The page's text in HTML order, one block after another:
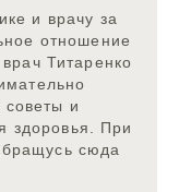
и врачу за
отношение
Титаренко
и
здоровья. При
сюда